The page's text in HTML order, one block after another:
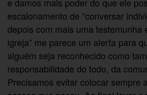
escalonamento de “conversar
depois com mais uma testemunha
igreja” me parece um alerta para
alguém seja reconhecido como
responsabilidade do todo, da
Precisamos evitar colocar sempre